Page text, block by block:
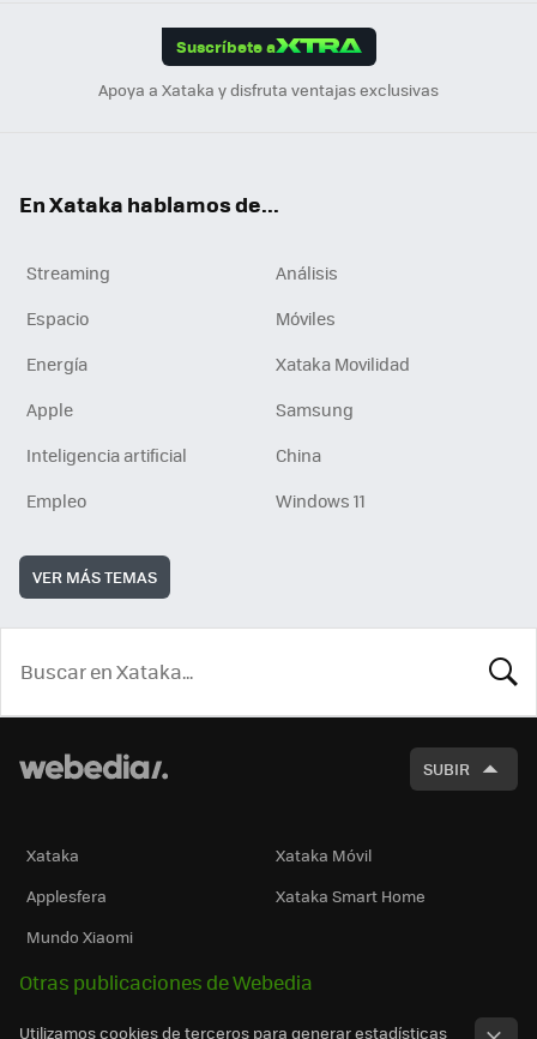
Suscríbete a
Apoya a Xataka y disfruta ventajas exclusivas
En Xataka hablamos de...
Streaming
Análisis
Espacio
Móviles
Energía
Xataka Movilidad
Apple
Samsung
Inteligencia artificial
China
Empleo
Windows 11
VER MÁS TEMAS
SUBIR
Xataka
Xataka Móvil
Applesfera
Xataka Smart Home
Mundo Xiaomi
Otras publicaciones de Webedia
Utilizamos cookies de terceros para generar estadísticas